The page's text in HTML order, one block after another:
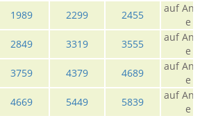
1989 2299 2455
auf
e
2849 3319 3555
auf
e
3759 4379 4689
auf
e
4669 5449 5839
auf
e